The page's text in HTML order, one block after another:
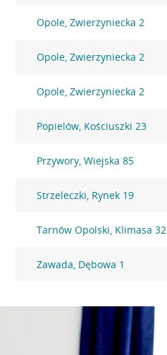
Opole, Zwierzyniecka 2
Opole, Zwierzyniecka 2
Opole, Zwierzyniecka 2
Popielów, Kościuszki 23
Przywory, Wiejska 85
Strzeleczki, Rynek 19
Tarnów Opolski, Klimasa 32
Zawada, Dębowa 1